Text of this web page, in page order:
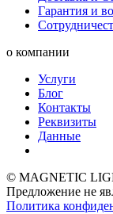
Гарантия и
о компании
Услуги
Блог
Контакты
Реквизиты
Данные
© MAGNETIC
Предложение не
Политика